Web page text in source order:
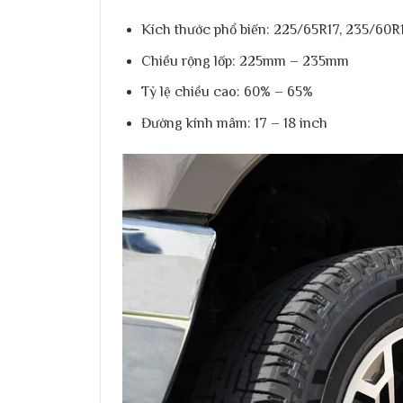
Kích thước phổ biến: 225/65R17, 235/
Chiều rộng lốp: 225mm – 235mm
Tỷ lệ chiều cao: 60% – 65%
Đường kính mâm: 17 – 18 inch